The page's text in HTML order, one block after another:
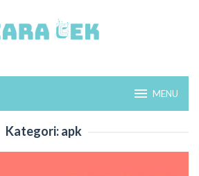
MENU
Kategori:apk